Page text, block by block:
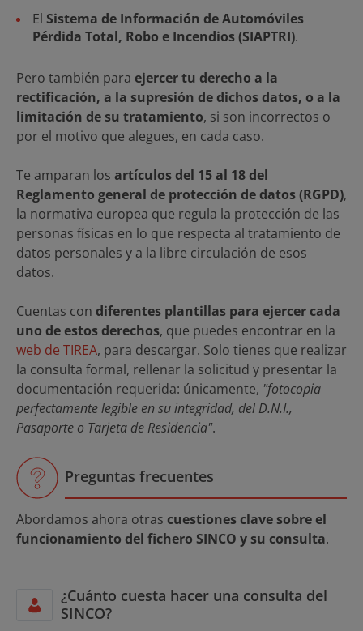
El Sistema de Información de Automóviles
Pérdida Total, Robo e Incendios (SIAPTRI).
Pero también para ejercer tu derecho a la
rectificación, a la supresión de dichos datos, o a la
limitación de su tratamiento, si son incorrectos o
por el motivo que alegues, en cada caso.
Te amparan los artículos del 15 al 18 del
Reglamento general de protección de datos (RGPD),
la normativa europea que regula la protección de las
personas físicas en lo que respecta al tratamiento de
datos personales y a la libre circulación de esos
datos.
Cuentas con diferentes plantillas para ejercer cada
uno de estos derechos, que puedes encontrar en la
web de TIREA, para descargar. Solo tienes que realizar
la consulta formal, rellenar la solicitud y presentar la
documentación requerida: únicamente, "fotocopia
perfectamente legible en su integridad, del D.N.I.,
Pasaporte o Tarjeta de Residencia".
Preguntas frecuentes
Abordamos ahora otras cuestiones clave sobre el
funcionamiento del fichero SINCO y su consulta.
¿Cuánto cuesta hacer una consulta del
SINCO?